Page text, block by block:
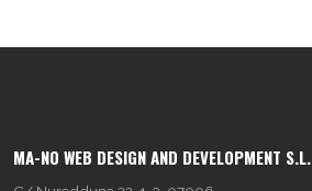
MA-NO WEB DESIGN AND DEVELOPMENT S.L.